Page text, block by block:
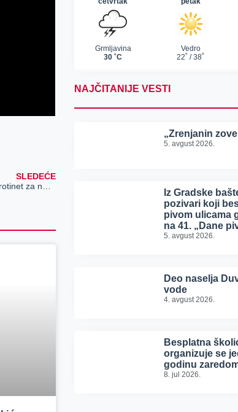
SLEDEĆE
“Pametno recikliraj” u Zrenjaninu: Električni trotinet za najvrednijeg reciklera u martu
NAJČITANIJE VESTI
„Zrenjanin
5. avgust 2026.
Iz Gradske
pozivari koji
pivom ulicama
na 41. „Dane
5. avgust 2026.
Deo naselja
vode
4. avgust 2026.
Besplatna
organizuje se
godinu
8. jul 2026.